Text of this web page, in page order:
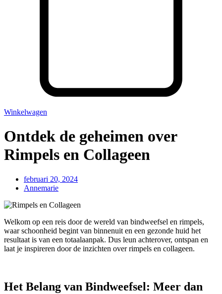
Winkelwagen
Ontdek de geheimen over
Rimpels en Collageen
februari 20, 2024
Annemarie
Welkom op een reis door de wereld van bindweefsel en rimpels,
waar schoonheid begint van binnenuit en een gezonde huid het
resultaat is van een totaalaanpak. Dus leun achterover, ontspan en
laat je inspireren door de inzichten over rimpels en collageen.
Het Belang van Bindweefsel: Meer dan